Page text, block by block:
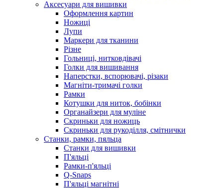
Аксесуари для вишивки
Оформлення картин
Ножиці
Лупи
Маркери для тканини
Різне
Гольниці, нитковдівачі
Голки для вишивання
Наперстки, вспорювачі, різаки
Магніти-тримачі голки
Рамки
Котушки для ниток, бобінки
Органайзери для муліне
Скриньки для ножиць
Скриньки для рукоділля, смітнички
Станки, рамки, пяльца
Станки для вишивки
П'яльці
Рамки-п'яльці
Q-Snaps
П'яльці магнітні